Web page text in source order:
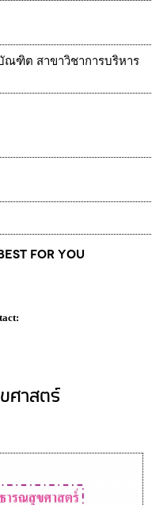
ฑิต สาขาวิชาการบริหาร
for you
ศาสตร์